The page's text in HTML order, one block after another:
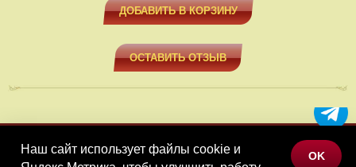
ДОБАВИТЬ В КОРЗИНУ
ОСТАВИТЬ ОТЗЫВ
МЕНЮ
Наш сайт использует файлы cookie и
OK